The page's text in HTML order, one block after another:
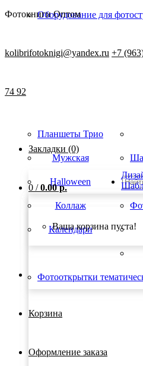
Фотокниги Оптом
kolibrifotoknigi@yandex.ru +7
74 92
Закладки (0)
0 /0.00 р.
Ваша корзина пуста!
Корзина
Оформление заказа
Оборудование для
Планшеты Трио
Мужская
Halloween
Коллаж
Календари
Фотооткрытки